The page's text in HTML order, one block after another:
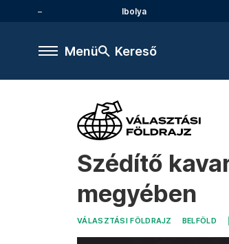
Ibolya
Menü Kereső
Szédítő
megyében
VÁLASZTÁSI FÖLDRAJZ BELFÖLD